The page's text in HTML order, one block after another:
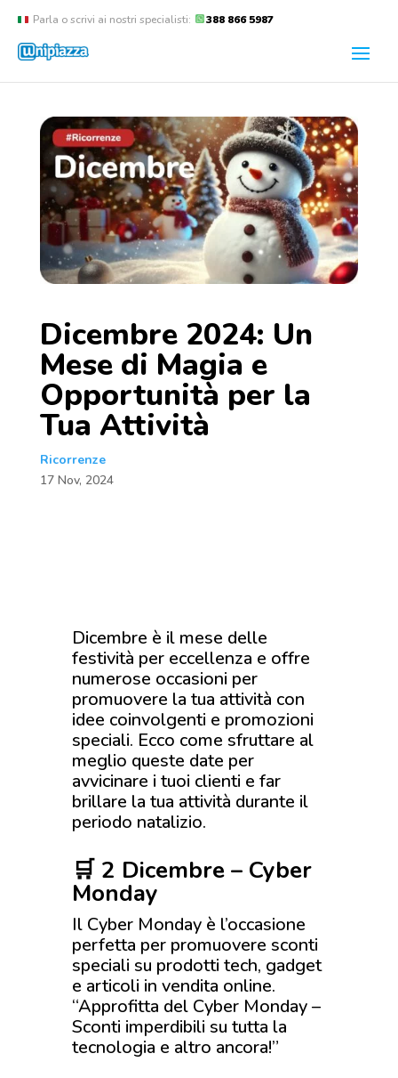
Parla o scrivi ai nostri specialisti: 388 866 5987
Dicembre 2024: Un
Mese di Magia e
Opportunità per la
Tua Attività
Ricorrenze
17 Nov, 2024
Dicembre è il mese delle
festività per eccellenza e offre
numerose occasioni per
promuovere la tua attività con
idee coinvolgenti e promozioni
speciali. Ecco come sfruttare al
meglio queste date per
avvicinare i tuoi clienti e far
brillare la tua attività durante il
periodo natalizio.
🛒 2 Dicembre – Cyber
Monday
Il Cyber Monday è l’occasione
perfetta per promuovere sconti
speciali su prodotti tech, gadget
e articoli in vendita online.
“Approfitta del Cyber Monday –
Sconti imperdibili su tutta la
tecnologia e altro ancora!”